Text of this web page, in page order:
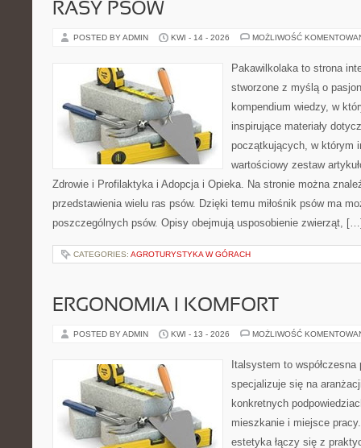
RASY PSÓW
POSTED BY ADMIN KWI - 14 - 2026 MOŻLIWOŚĆ
Pakawilkolaka to strona
stworzone z myślą o
kompendium wiedzy, w
inspirujące materiały
początkujących, w którym
wartościowy zestaw
Zdrowie i Profilaktyka i Adopcja i Opieka. Na stronie można
przedstawienia wielu ras psów. Dzięki temu miłośnik psów ma
poszczególnych psów. Opisy obejmują usposobienie zwierząt,
CATEGORIES: AGROTURYSTYKA W GÓRACH
ERGONOMIA I KOMFORT
POSTED BY ADMIN KWI - 13 - 2026 MOŻLIWOŚĆ
Italsystem to
specjalizuje się na
konkretnych
mieszkanie i miejsce
estetyka łączy się z